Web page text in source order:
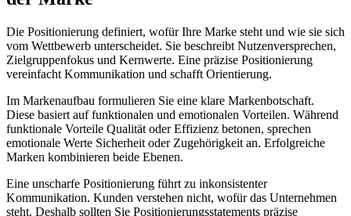
Die Positionierung definiert, wofür Ihre Marke steht und wie sie sich
vom Wettbewerb unterscheidet. Sie beschreibt Nutzenversprechen,
Zielgruppenfokus und Kernwerte. Eine präzise Positionierung
vereinfacht Kommunikation und schafft Orientierung.
Im Markenaufbau formulieren Sie eine klare Markenbotschaft.
Diese basiert auf funktionalen und emotionalen Vorteilen. Während
funktionale Vorteile Qualität oder Effizienz betonen, sprechen
emotionale Werte Sicherheit oder Zugehörigkeit an. Erfolgreiche
Marken kombinieren beide Ebenen.
Eine unscharfe Positionierung führt zu inkonsistenter
Kommunikation. Kunden verstehen nicht, wofür das Unternehmen
steht. Deshalb sollten Sie Positionierungsstatements präzise